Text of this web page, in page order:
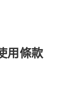
用條款